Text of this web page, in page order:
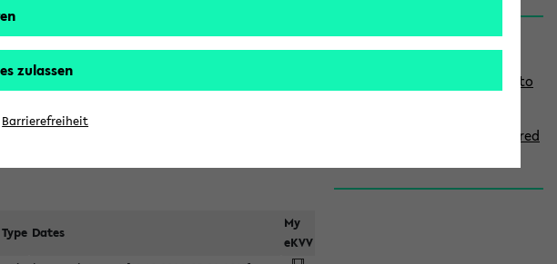
Type Dates
My
eKVV
S
d
Links
Use the combination search to
How to indicate courses offered
zulassen
Barrierefreiheit